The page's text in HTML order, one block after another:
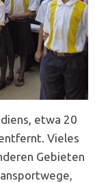
etwa 20
Vieles
Gebieten